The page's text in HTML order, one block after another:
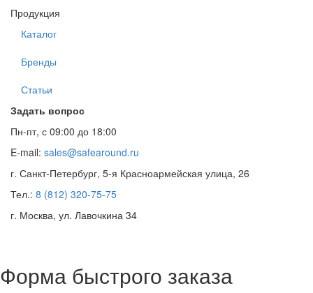
Продукция
Каталог
Бренды
Статьи
Задать вопрос
Пн-пт, с 09:00 до 18:00
E-mail: sales@safearound.ru
г. Санкт-Петербург, 5-я Красноармейская улица, 26
Тел.: 8 (812) 320-75-75
г. Москва, ул. Лавочкина 34
Форма быстрого заказа